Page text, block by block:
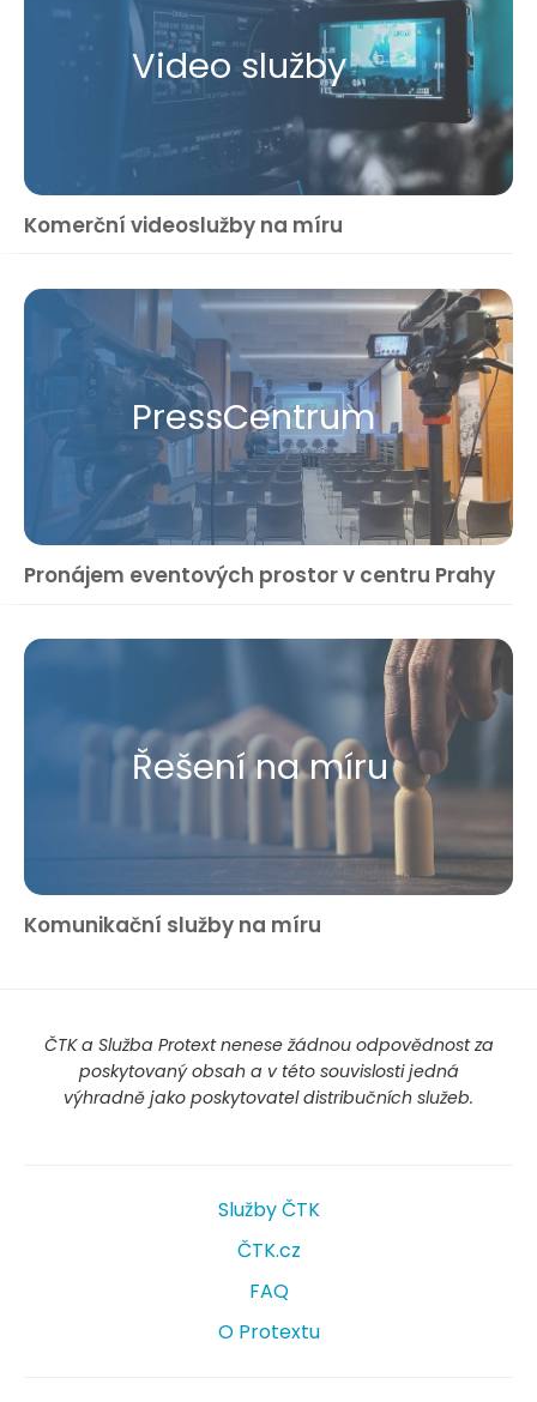
Video služby
Komerční videoslužby na míru
Press​Centrum
Pronájem eventových prostor v centru Prahy
Řešení na míru
Komunikační služby na míru
ČTK a Služba Protext nenese žádnou odpovědnost za
poskytovaný obsah a v této souvislosti jedná
výhradně jako poskytovatel distribučních služeb.
Služby ČTK
ČTK.cz
FAQ
O Protextu